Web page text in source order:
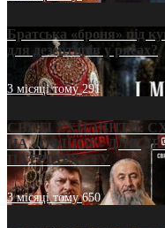
Братська «броня» під
для дезертирів у рясах?
3 місяці тому291
СВЯТІ УХИЛЯНТИ:
НА «ОФШОР» ДЛЯ
ПАТРІАРХАТУ
3 місяці тому650